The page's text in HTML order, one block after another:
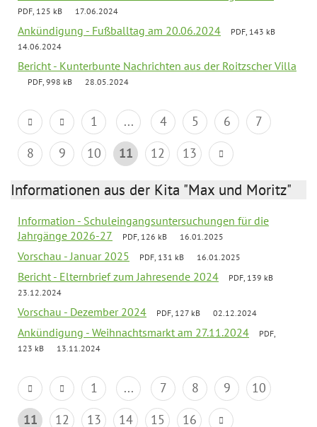
PDF, 125 kB 17.06.2024
Ankündigung - Fußballtag am 20.06.2024
PDF, 143 kB
14.06.2024
Bericht - Kunterbunte Nachrichten aus der Roitzscher Villa
PDF, 998 kB 28.05.2024
1 ... 4 5 6
7
8
9 10 11 12 13
Informationen aus der Kita "Max und Moritz"
Information - Schuleingangsuntersuchungen für die
Jahrgänge 2026-27
PDF, 126 kB 16.01.2025
Vorschau - Januar 2025 PDF, 131 kB 16.01.2025
Bericht - Elternbrief zum Jahresende 2024
PDF, 139 kB
23.12.2024
Vorschau - Dezember 2024 PDF, 127 kB 02.12.2024
Ankündigung - Weihnachtsmarkt am 27.11.2024
PDF,
123 kB
13.11.2024
1 ... 7 8 9
10
11
12 13 14 15 16